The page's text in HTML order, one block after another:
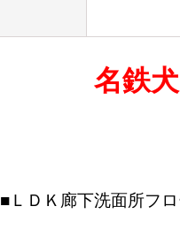
名鉄
■ＬＤＫ廊下洗面所フ